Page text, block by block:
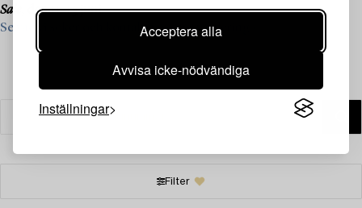
Acceptera alla
Avvisa icke-nödvändiga
Inställningar
Sale
, den 11–13 juni.
Se vad vi söker och kontakta oss för värdering ›
Filter